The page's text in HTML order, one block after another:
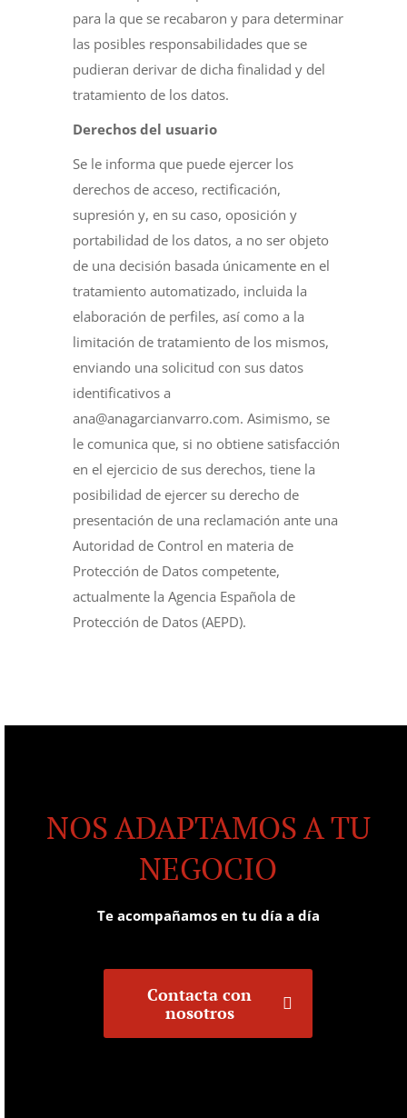
para la que se recabaron y para determinar
las posibles responsabilidades que se
pudieran derivar de dicha finalidad y del
tratamiento de los datos.
Derechos del usuario
Se le informa que puede ejercer los
derechos de acceso, rectificación,
supresión y, en su caso, oposición y
portabilidad de los datos, a no ser objeto
de una decisión basada únicamente en el
tratamiento automatizado, incluida la
elaboración de perfiles, así como a la
limitación de tratamiento de los mismos,
enviando una solicitud con sus datos
identificativos a
ana@anagarcianvarro.com. Asimismo, se
le comunica que, si no obtiene satisfacción
en el ejercicio de sus derechos, tiene la
posibilidad de ejercer su derecho de
presentación de una reclamación ante una
Autoridad de Control en materia de
Protección de Datos competente,
actualmente la Agencia Española de
Protección de Datos (AEPD).
NOS ADAPTAMOS A TU
NEGOCIO
Te acompañamos en tu día a día
Contacta con
nosotros